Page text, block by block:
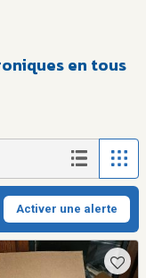
en tous
Activer une alerte